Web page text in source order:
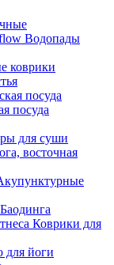
Водопады
коврики
посуда
для суши
восточная
Коврики для
для йоги